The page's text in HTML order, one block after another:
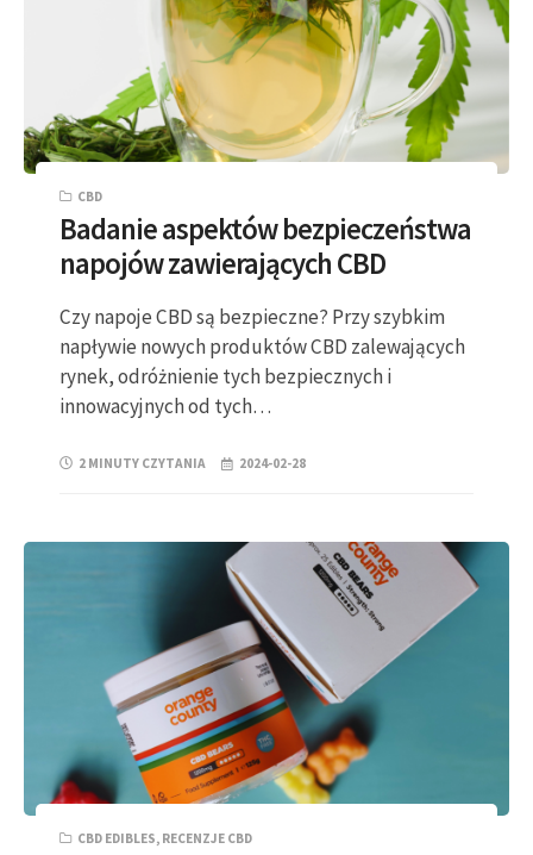
CBD
Badanie aspektów bezpieczeństwa
napojów zawierających CBD
Czy napoje CBD są bezpieczne? Przy szybkim
napływie nowych produktów CBD zalewających
rynek, odróżnienie tych bezpiecznych i
innowacyjnych od tych…
2 MINUTY CZYTANIA 2024-02-28
CBD EDIBLES, RECENZJE CBD